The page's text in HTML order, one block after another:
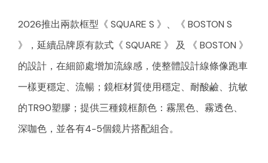
2026推出兩款框型《 SQUARE S 》、《 BOSTON S
》，延續品牌原有款式《 SQUARE 》 及 《 BOSTON 》
的設計，在細節處增加流線感，使整體設計線條像跑車
一樣更穩定、流暢；鏡框材質使用穩定、耐酸鹼、抗敏
的TR90塑膠；提供三種鏡框顏色：霧黑色、霧透色、
深咖色，並各有4-5個鏡片搭配組合。